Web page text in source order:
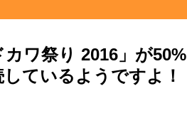
ワ祭り 2016」が50%
ているようですよ！